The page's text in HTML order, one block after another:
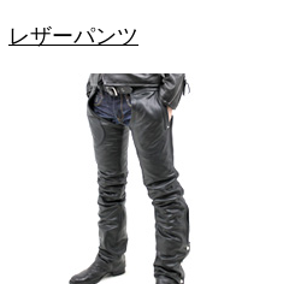
レザーパンツ